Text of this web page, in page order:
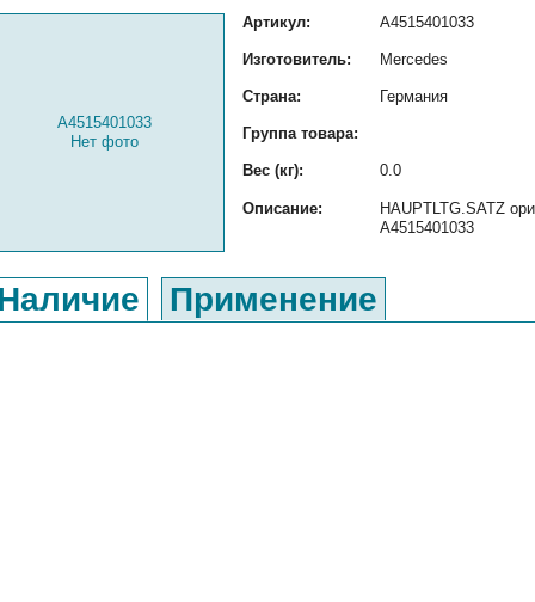
A4515401033
Нет фото
Артикул: A4515401033
Изготовитель: Mercedes
Страна: Германия
Группа товара:
Вес (кг): 0.0
Описание:
HAUPTLTG.SATZ
A4515401033
Применение